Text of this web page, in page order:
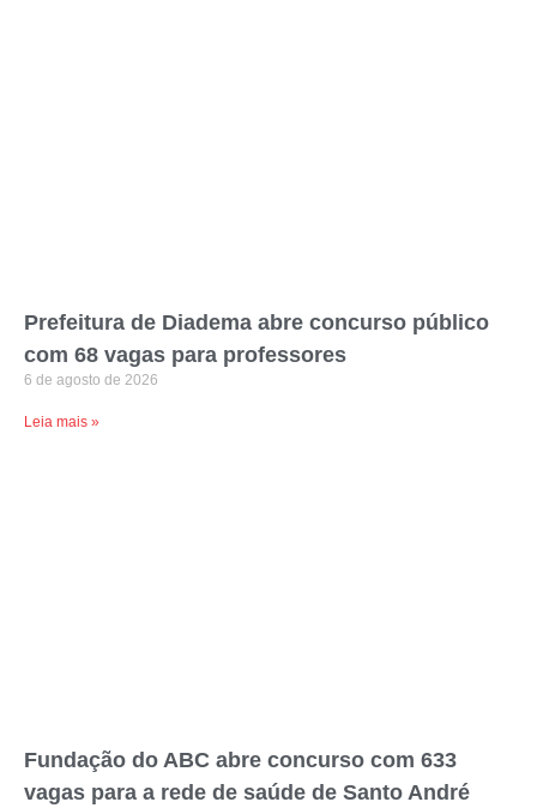
Prefeitura de Diadema abre concurso público
com 68 vagas para professores
6 de agosto de 2026
Leia mais »
Fundação do ABC abre concurso com 633
vagas para a rede de saúde de Santo André